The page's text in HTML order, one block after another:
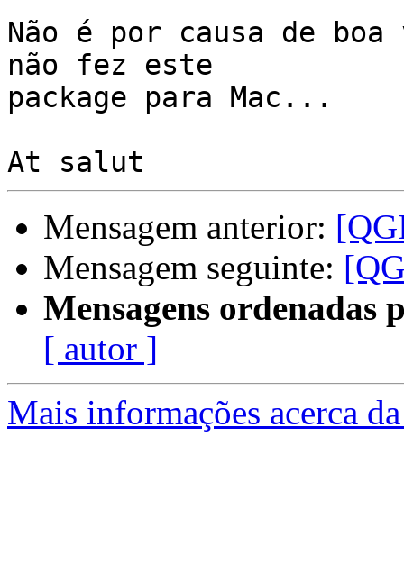
Não é por causa de
não fez este
package para Mac...
Mensagem anterior:
Mensagem seguinte:
Mensagens ordenadas
[ autor ]
Mais informações acerca